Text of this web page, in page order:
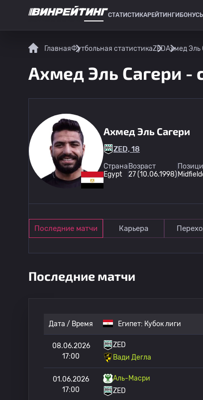
СТАТИСТИКАРЕЙТИНГИ БОНУСЫ
ГлавнаяФутбольная статистикаZEDАхмед Эль
Ахмед Эль Сагери -
Ахмед Эль Сагери
ZED, 18
Страна
Egypt
Возраст
27 (10.06.1998)
Последние матчи Карьера
Последние матчи
Дата / Время Египет: Кубок лиги
08.06.2026
17:00
ZED
Вади Дегла
01.06.2026
17:00
Аль-Масри
ZED